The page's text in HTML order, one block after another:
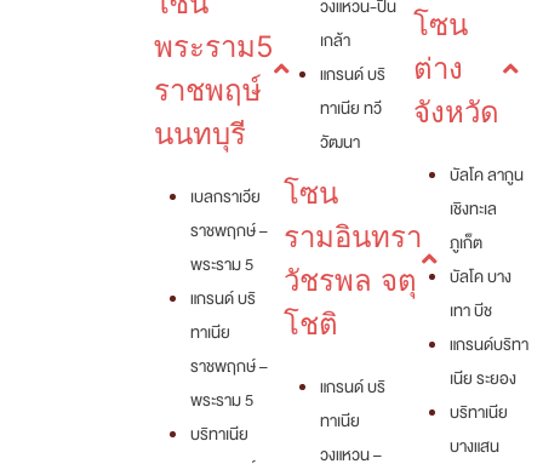
พระราม5
ราชพฤษ์
นนทบุรี
เบลกราเวีย
ราชพฤกษ์ –
พระราม 5
แกรนด์ บริ
ทาเนีย
ราชพฤกษ์ –
พระราม 5
บริทาเนีย
วงแหวน-ปิ่น
เกล้า
แกรนด์ บริ
ทาเนีย ทวี
วัฒนา
โซน
รามอินทรา
วัชรพล จตุ
โชติ
แกรนด์ บริ
ทาเนีย
วงแหวน –
โซน
ต่าง
จังหวัด
บัลโค ลากูน
เชิงทะเล
ภูเก็ต
บัลโค บาง
เทา บีช
แกรนด์บริทา
เนีย ระยอง
บริทาเนีย
บางแสน